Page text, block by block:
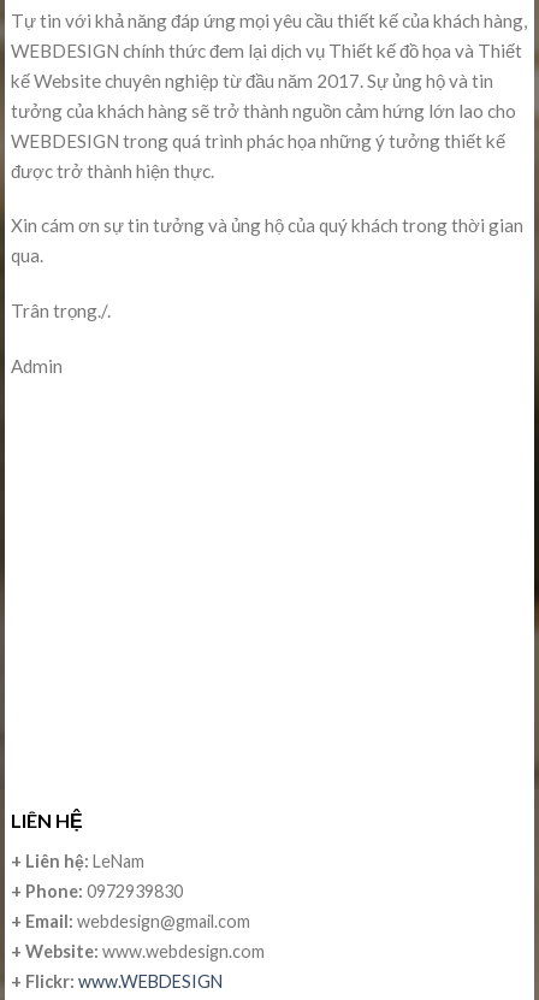
Tự tin với khả năng đáp ứng mọi yêu cầu thiết kế của khách hàng,
WEBDESIGN chính thức đem lại dịch vụ Thiết kế đồ họa và Thiết
kế Website chuyên nghiệp từ đầu năm 2017. Sự ủng hộ và tin
tưởng của khách hàng sẽ trở thành nguồn cảm hứng lớn lao cho
WEBDESIGN trong quá trình phác họa những ý tưởng thiết kế
được trở thành hiện thực.
Xin cám ơn sự tin tưởng và ủng hộ của quý khách trong thời gian
qua.
Trân trọng./.
Admin
LIÊN HỆ
+ Liên hệ: LeNam
+ Phone: 0972939830
+ Email: webdesign@gmail.com
+ Website: www.webdesign.com
+ Flickr: www.WEBDESIGN